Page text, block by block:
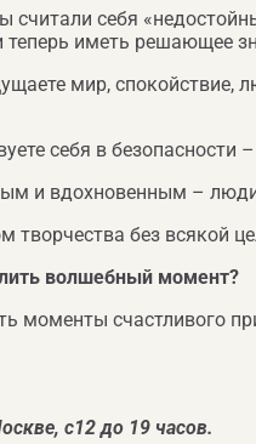
себя
теперь иметь решающее
мир, спокойствие,
себя в
и вдохновенным – люди
творчества без всякой
волшебный момент?
моменты счастливого
с12 до 19 часов.